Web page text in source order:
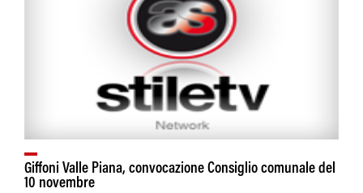
Giffoni Valle Piana, convocazione Consiglio comunale del
10 novembre